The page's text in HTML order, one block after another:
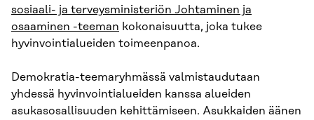
sosiaali- ja terveysministeriön Johtaminen ja
osaaminen -teeman kokonaisuutta, joka tukee
hyvinvointialueiden toimeenpanoa.
Demokratia-teemaryhmässä valmistaudutaan
yhdessä hyvinvointialueiden kanssa alueiden
asukasosallisuuden kehittämiseen. Asukkaiden äänen